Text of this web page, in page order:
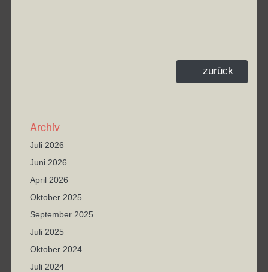
zurück
Archiv
Juli 2026
Juni 2026
April 2026
Oktober 2025
September 2025
Juli 2025
Oktober 2024
Juli 2024